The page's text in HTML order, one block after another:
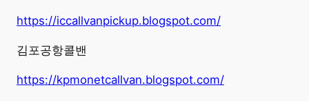
https://iccallvanpickup.blogspot.com/
김포공항콜밴
https://kpmonetcallvan.blogspot.com/